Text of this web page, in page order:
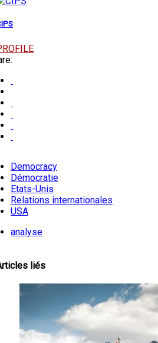
Democracy
Démocratie
Etats-Unis
Relations internationales
USA
analyse
liés